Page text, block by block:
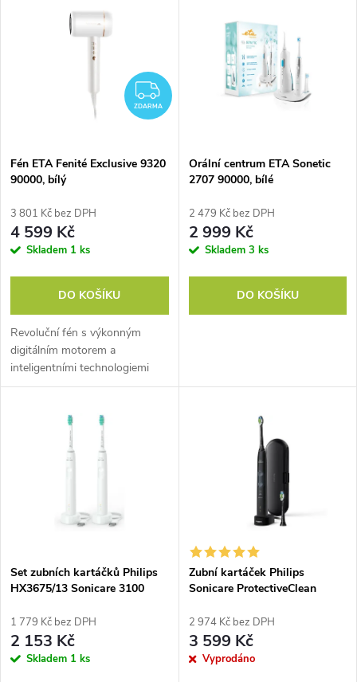
p
r
o
u
k
Nejprodávanější
s
p
r
o
d
u
k
ZDARMA
ZDARMA
Fén ETA Fenité Exclusive 9320
90000, bílý
3 801 Kč bez DPH
4 599 Kč
Skladem 1 ks
DO KOŠÍKU
Revoluční fén s výkonným
digitálním motorem a
inteligentními technologiemi
pro exkluzivní péči a perfektní
Orální centrum ETA Sonetic
2707 90000, bílé
2 479 Kč bez DPH
2 999 Kč
Skladem 3 ks
DO KOŠÍKU
Set zubních kartáčků Philips
HX3675/13 Sonicare 3100
1 779 Kč bez DPH
2 153 Kč
Skladem 1 ks
Zubní kartáček Philips
Sonicare ProtectiveClean
2 974 Kč bez DPH
3 599 Kč
Vyprodáno